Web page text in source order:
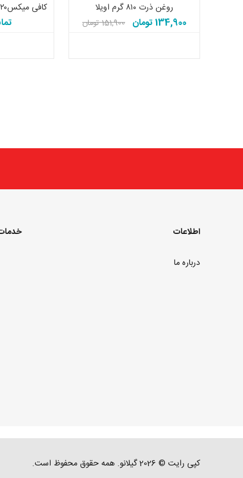
روغن ذرت ۸۱۰ گرم اویلا
134,900 تومان 151,900 تومان
کافی میکس۲۰ عددی 3/1 تیمز اصل
اطلاعات
درباره ما
کپی رایت © 2026 گیلانو. همه حقوق محفوظ است.